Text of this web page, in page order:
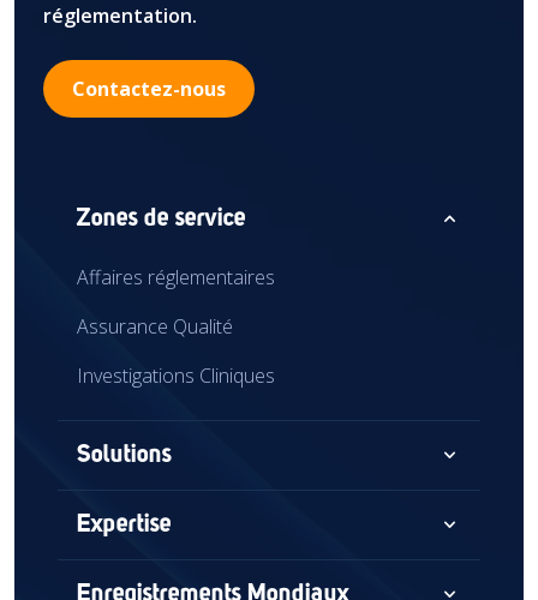
réglementation.
Contactez-nous
Zones de service expand_less
Affaires réglementaires
Assurance Qualité
Investigations Cliniques
Solutions expand_more
Conseil
Audits et évaluations
Expertise expand_more
Dispositifs Médicaux
Enregistrements Mondiaux expand_more